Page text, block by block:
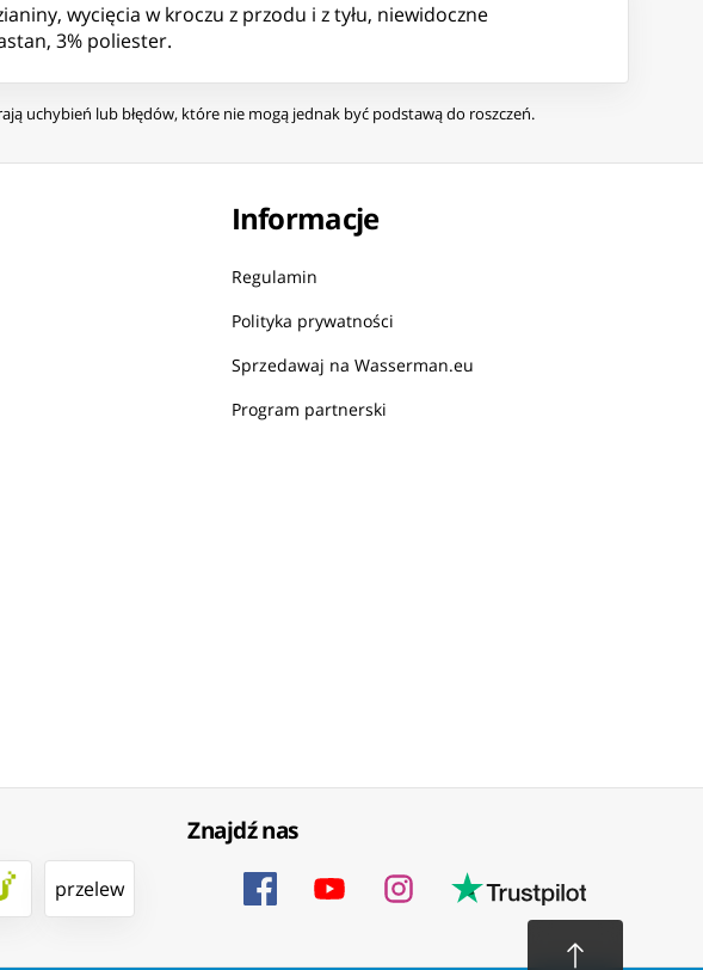
wycięcia w kroczu z przodu i z tyłu, niewidoczne
3% poliester.
uchybień lub błędów, które nie mogą jednak być podstawą do roszczeń.
Informacje
Regulamin
Polityka prywatności
Sprzedawaj na Wasserman.eu
Program partnerski
przelew
Znajdź nas